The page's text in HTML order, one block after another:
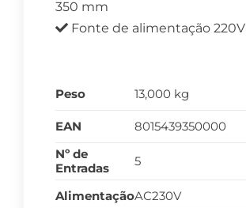
350 mm
Fonte de alimentação 220V
Peso 13,000 kg
EAN
8015439350000
Nº de
Entradas
5
AlimentaçãoAC230V